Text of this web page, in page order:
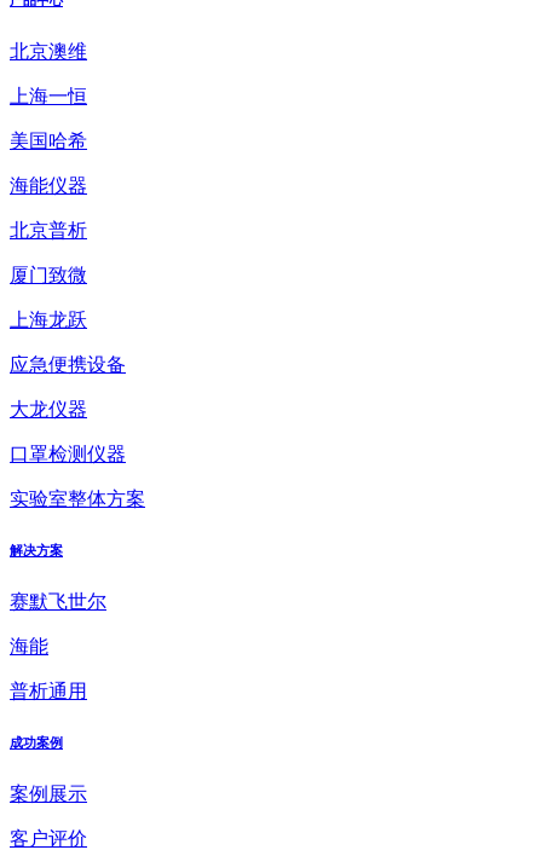
北京澳维
上海一恒
美国哈希
海能仪器
北京普析
厦门致微
上海龙跃
应急便携设备
大龙仪器
口罩检测仪器
实验室整体方案
解决方案
赛默飞世尔
海能
普析通用
成功案例
案例展示
客户评价